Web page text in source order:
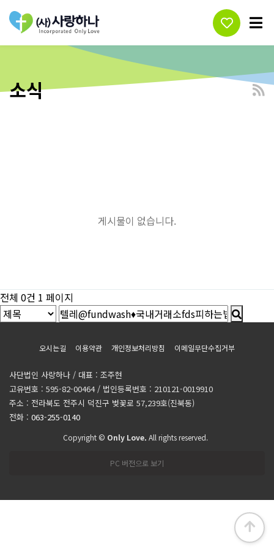
소식
게시물이 없습니다.
전체 0건 1 페이지
오시는길 이용약관 개인정보처리방침 이메일무단수집거부
사단법인 사랑하나 / 대표 : 조주현
고유번호 : 595-82-00464 / 법인등록번호 : 210121-0019910
주소 : 전라북도 전주시 덕진구 벚꽃로 57,239호(진북동)
전화 : 063-255-0140
Copyright © Only Love. All rights reserved.
PC 버전으로 보기